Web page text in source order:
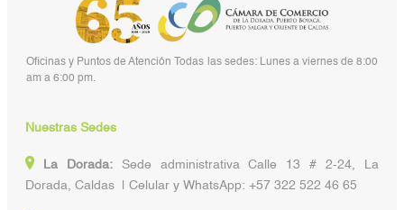
Oficinas y Puntos de Atención Todas las sedes: Lunes a viernes de 8:00
am a 6:00 pm.
Nuestras Sedes
La Dorada:Sede administrativa Calle 13 # 2-24, La
Dorada, Caldas | Celular y WhatsApp: +57 322 522 46 65